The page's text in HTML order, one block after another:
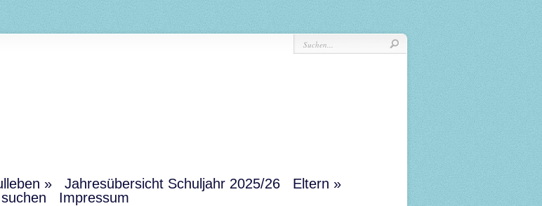
Jahresübersicht Schuljahr 2025/26
Eltern
Impressum